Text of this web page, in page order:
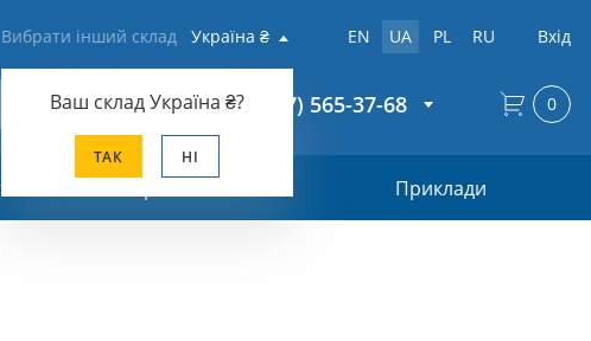
Вибрати інший склад Україна ₴
Ваш складУкраїна ₴?
ТАК НІ
EN UA PL RU Вхід
+38 (067) 565-37-68
Приклади
0